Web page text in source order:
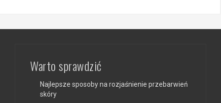
Warto sprawdzić
Najlepsze sposoby na rozjaśnienie przebarwień
skóry